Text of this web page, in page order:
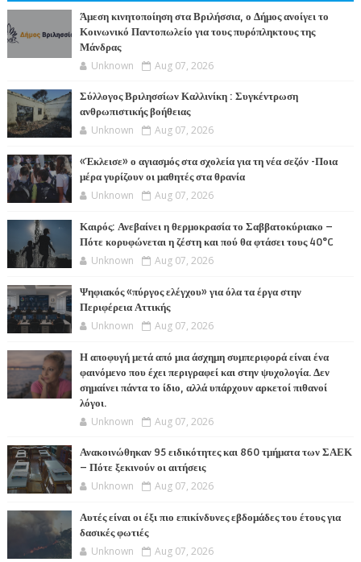
Άμεση κινητοποίηση στα Βριλήσσια, ο Δήμος ανοίγει το
Κοινωνικό Παντοπωλείο για τους πυρόπληκτους της
Μάνδρας
Unknown Aug 07, 2026
Σύλλογος Βριλησσίων Καλλινίκη : Συγκέντρωση
ανθρωπιστικής βοήθειας
Unknown Aug 07, 2026
«Έκλεισε» ο αγιασμός στα σχολεία για τη νέα σεζόν -Ποια
μέρα γυρίζουν οι μαθητές στα θρανία
Unknown Aug 07, 2026
Καιρός: Ανεβαίνει η θερμοκρασία το Σαββατοκύριακο –
Πότε κορυφώνεται η ζέστη και πού θα φτάσει τους 40°C
Unknown Aug 07, 2026
Ψηφιακός «πύργος ελέγχου» για όλα τα έργα στην
Περιφέρεια Αττικής
Unknown Aug 07, 2026
Η αποφυγή μετά από μια άσχημη συμπεριφορά είναι ένα
φαινόμενο που έχει περιγραφεί και στην ψυχολογία. Δεν
σημαίνει πάντα το ίδιο, αλλά υπάρχουν αρκετοί πιθανοί
λόγοι.
Unknown Aug 07, 2026
Ανακοινώθηκαν 95 ειδικότητες και 860 τμήματα των ΣΑΕΚ
– Πότε ξεκινούν οι αιτήσεις
Unknown Aug 07, 2026
Αυτές είναι οι έξι πιο επικίνδυνες εβδομάδες του έτους για
δασικές φωτιές
Unknown Aug 07, 2026